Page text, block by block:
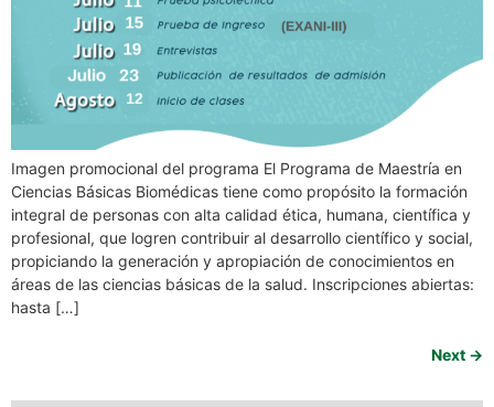
Imagen promocional del programa El Programa de Maestría en
Ciencias Básicas Biomédicas tiene como propósito la formación
integral de personas con alta calidad ética, humana, científica y
profesional, que logren contribuir al desarrollo científico y social,
propiciando la generación y apropiación de conocimientos en
áreas de las ciencias básicas de la salud. Inscripciones abiertas:
hasta […]
Next →